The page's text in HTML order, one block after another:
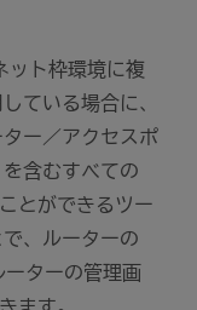
ット枠環境に複
ている場合に、
ー／アクセスポ
含むすべての
とができるツー
、ルーターの
ーターの管理画